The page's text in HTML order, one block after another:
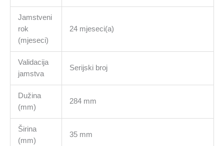
Jamstveni
rok
(mjeseci)
24 mjeseci(a)
Validacija
jamstva
Serijski broj
Dužina
(mm)
284 mm
Širina
(mm)
35 mm